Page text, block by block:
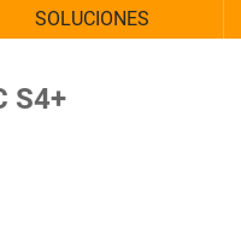
SOLUCIONES
S4+